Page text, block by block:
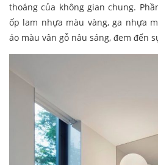
thoáng của không gian chung.
ốp lam nhựa màu vàng, ga nhựa
áo màu vân gỗ nâu sáng, đem đến